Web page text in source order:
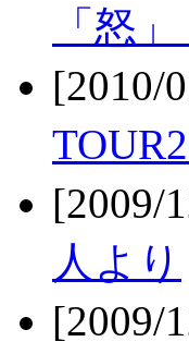
「怒
[2010/
[2009/
人より
[2009/